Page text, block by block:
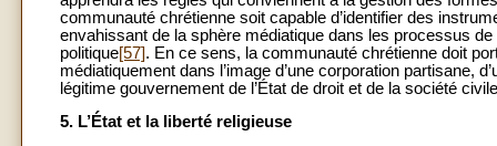
communauté chrétienne soit capable d’identifier des
envahissant de la sphère médiatique dans les processus de
politique[57]. En ce sens, la communauté chrétienne doit
médiatiquement dans l’image d’une corporation partisane,
légitime gouvernement de l’État de droit et de la société
5. L’État et la liberté religieuse